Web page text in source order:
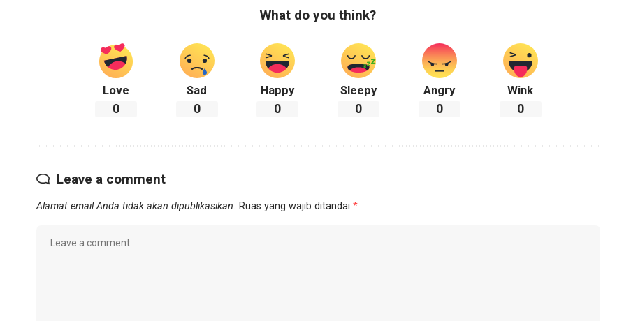
What do you think?
Love
0
Sad
0
Happy
0
Sleepy
0
Angry
0
Wink
0
Leave a comment
Alamat email Anda tidak akan dipublikasikan. Ruas yang wajib ditandai *